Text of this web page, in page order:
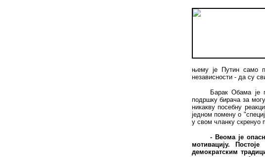
њему је Путин само
независности - да су
Барак Обама је
подршку бирача за
никакву посебну
једном помену о
у свом чланку
- Веома је
мотивацију.
демократским